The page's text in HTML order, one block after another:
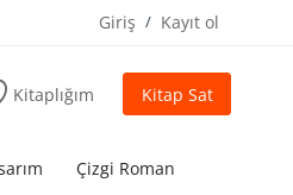
Giriş / Kayıt ol
Kitaplığım Kitap Sat
Çizgi Roman